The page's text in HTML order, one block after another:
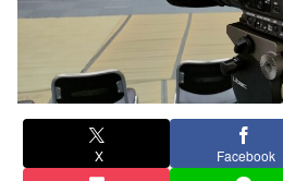
X Facebook